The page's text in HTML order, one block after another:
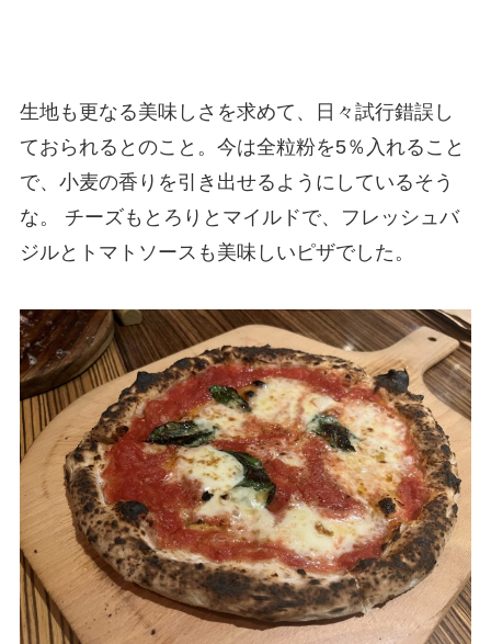
生地も更なる美味しさを求めて、日々試行錯誤し
ておられるとのこと。今は全粒粉を5％入れること
で、小麦の香りを引き出せるようにしているそう
な。 チーズもとろりとマイルドで、フレッシュバ
ジルとトマトソースも美味しいピザでした。